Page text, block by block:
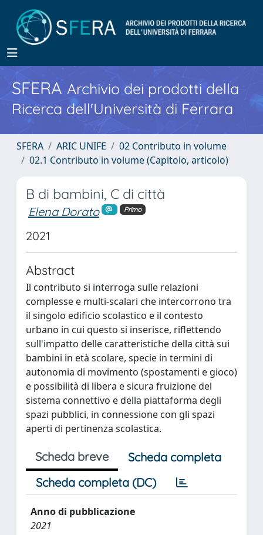
SFERA Archivio dei prodotti della
Ricerca dell'Università di Ferrara
SFERA ARIC UNIFE
02 Contributo in volume
02.1 Contributo in volume (Capitolo, articolo)
B di bambini, C di città
Elena Dorato Primo
2021
Abstract
Il contributo si interroga sulle relazioni
complesse e multi-scalari che intercorrono tra
il singolo edificio scolastico e il contesto
urbano in cui questo si inserisce, riflettendo
sull'impatto delle caratteristiche della città sui
bambini in età scolare, specie in termini di
autonomia di movimento (spostamenti e gioco)
e possibilità di libera e sicura fruizione del
sistema connettivo e della piattaforma degli
spazi pubblici, in connessione con gli spazi
aperti di pertinenza scolastica.
Scheda breve
Scheda completa
Scheda completa (DC)
Anno di pubblicazione
2021